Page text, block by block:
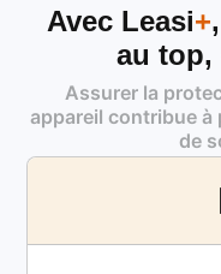
Avec Leasi+
au top,
Assurer la
appareil contribue à
de